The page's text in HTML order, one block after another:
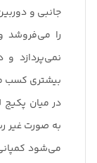
جانبی و
را می‌فروشد
نمی‌پردازد
بیشتری کسب
در میان پکیج
به صورت غیر
می‌شود